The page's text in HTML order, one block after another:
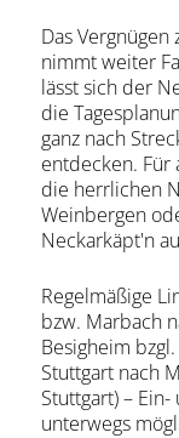
Das
nimmt weiter
lässt sich der
die
ganz nach
entdecken. Für
die herrlichen
Weinbergen
Neckarkäpt'n
Regelmäßige
bzw. Marbach
Besigheim
Stuttgart nach
Stuttgart) –
unterwegs